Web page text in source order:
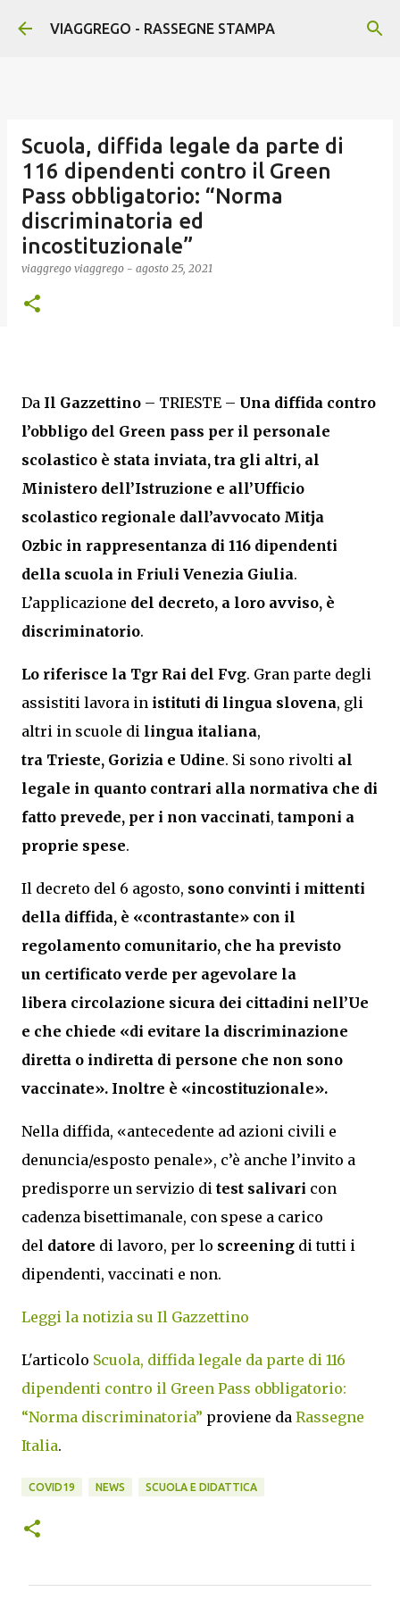
Passa ai contenuti principali
VIAGGREGO - RASSEGNE STAMPA
Scuola, diffida legale da parte di
116 dipendenti contro il Green
Pass obbligatorio: “Norma
discriminatoria ed
incostituzionale”
viaggrego viaggrego - agosto 25, 2021
Da Il Gazzettino – TRIESTE – Una diffida contro
l’obbligo del Green pass per il personale
scolastico è stata inviata, tra gli altri, al
Ministero dell’Istruzione e all’Ufficio
scolastico regionale dall’avvocato Mitja
Ozbic in rappresentanza di 116 dipendenti
della scuola in Friuli Venezia Giulia.
L’applicazione del decreto, a loro avviso, è
discriminatorio.
Lo riferisce la Tgr Rai del Fvg. Gran parte degli
assistiti lavora in istituti di lingua slovena, gli
altri in scuole di lingua italiana,
tra Trieste, Gorizia e Udine. Si sono rivolti al
legale in quanto contrari alla normativa che di
fatto prevede, per i non vaccinati, tamponi a
proprie spese.
Il decreto del 6 agosto, sono convinti i mittenti
della diffida, è «contrastante» con il
regolamento comunitario, che ha previsto
un certificato verde per agevolare la
libera circolazione sicura dei cittadini nell’Ue
e che chiede «di evitare la discriminazione
diretta o indiretta di persone che non sono
vaccinate». Inoltre è «incostituzionale».
Nella diffida, «antecedente ad azioni civili e
denuncia/esposto penale», c’è anche l’invito a
predisporre un servizio di test salivari con
cadenza bisettimanale, con spese a carico
del datore di lavoro, per lo screening di tutti i
dipendenti, vaccinati e non.
Leggi la notizia su Il Gazzettino
L'articolo Scuola, diffida legale da parte di 116
dipendenti contro il Green Pass obbligatorio:
“Norma discriminatoria” proviene da Rassegne
Italia.
COVID19 NEWS SCUOLA E DIDATTICA